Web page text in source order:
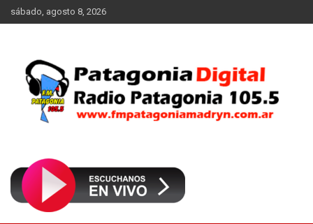
Saltar
al
sábado, agosto 8, 2026
FM Patagonia Madryn